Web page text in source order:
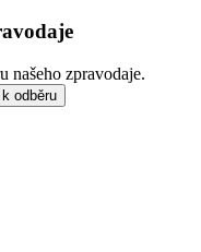
našeho zpravodaje.
odběru